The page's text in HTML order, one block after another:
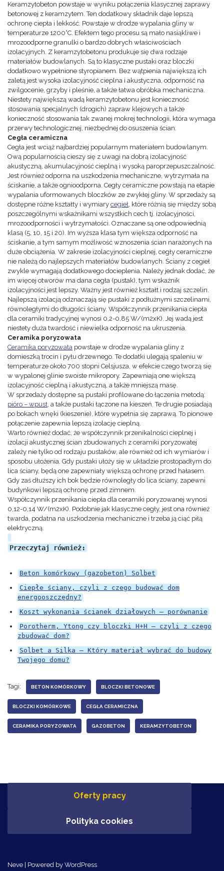
Keramzytobeton powstaje w wyniku połączenia klasycznej zaprawy
betonowej z keramzytem. Ten dodatkowy składnik daje lepszą
ochronę ciepła i lekkość. Powstaje w drodze wypalania gliny w
temperaturze 1200°C. Efektem tego procesu są mało nasiąkliwe i
mrozoodporne granulki o bardzo dobrych właściwościach
izolacyjnych. Z keramzytobetonu produkuje się dwa rodzaje
materiałów budowlanych. Są to klasyczne pustaki oraz bloczki
dodatkowo wypełnione styropianem. Bez wątpienia największą ich
zaletą jest wysoka izolacyjność cieplna i akustyczna, odporność na
zwilgocenie, grzyby i pleśnie, a także łatwa obróbka mechaniczna.
Niestety największą wadą keramzytobetonu jest konieczność
stosowania specjalnych (drogich) zapraw klejowych a także
konieczność stosowania tak zwanej mokrej technologii, która wymaga
przerwy technologicznej, niezbędnej do osuszenia ścian.
Cegła ceramiczna
Cegła jest wciąż najbardziej popularnym materiałem budowlanym.
Ową popularnością cieszy się z uwagi na dobrą izolacyjność
akustyczną, akumulacyjność cieplną i wysoką paroprzepuszczalność.
Jest również odporna na uszkodzenia mechaniczne, wytrzymała na
ściskanie, a także ognioodporna. Cegły ceramiczne powstają na etapie
wypalania uformowanych bloczków ze zwykłej gliny. W sprzedaży są
dostępne różne kształty i wymiary cegieł, które różnią się między sobą
poszczególnymi wskaźnikami wszystkich cech tj. izolacyjności,
mrozoodporności i wytrzymałości. Oznaczane są one odpowiednią
klasą (5, 10, 15 i 20). Im wyższa klasa tym większa odporność na
ściskanie, a tym samym możliwość wznoszenia ścian narażonych na
duże obciążenia. W zakresie izolacyjności cieplnej, cegły ceramiczne
nie należą do najlepszych materiałów budowlanych. Ściany z cegieł
zwykle wymagają dodatkowego docieplenia. Należy jednak dodać, że
im więcej otworów ma dana cegła (pustak), tym wskaźnik
izolacyjności jest lepszy. Ważny jest również kształt i rodzaj szczelin.
Najlepszą izolacją odznaczają się pustaki z podłużnymi szczelinami,
równoległymi do długości ściany. Współczynnik przenikania ciepła
dla ceramiki tradycyjnej wynosi 0,2-0,85 W/(m2xK). Jej wadą jest
niestety duża twardość i niewielka odporność na ukruszenia.
Ceramika poryzowata
Ceramika poryzowata powstaje w drodze wypalania gliny z
domieszką trocin i pyłu drzewnego. Te dodatki ulegają spaleniu w
temperaturze około 700 stopni Celsjusza, w efekcie czego tworzą się
w wypalonej glinie swoiste mikropory. Zapewniają one większą
izolacyjność cieplną i akustyczną, a także mniejszą masę.
W sprzedaży dostępne są pustaki profilowane do łączenia metodą:
pióro – wpust, a także pustaki łączone na kieszeń. Te drugie posiadają
po bokach wnęki (kieszenie), które wypełnia się zaprawą. To pionowe
połączenie zapewnia lepszą izolację cieplną.
Warto również dodać, że współczynnik przenikalności cieplnej i
izolacji akustycznej ścian zbudowanych z ceramiki poryzowatej
zależy nie tylko od rodzaju pustaków, ale również od ich wymiarów i
sposobu ułożenia. Gdy pustaki ułoży się w układzie prostopadłym do
lica ściany, będą one zapewniały większą ochronę przed hałasem.
Gdy zaś dłuższy ich bok będzie równoległy do lica ściany, zapewni
budynkowi lepszą ochronę przed zimnem.
Współczynnik przenikania ciepła dla ceramiki poryzowanej wynosi
0,12-0,14 W/(m2xK). Podobnie jak klasyczne cegły, jest ona również
twarda, podatna na uszkodzenia mechaniczne i trzeba ją ciąć piłą
elektryczną.
Przeczytaj również:
Beton komórkowy (gazobeton) Solbet
Ciepłe ściany, czyli z czego budować dom
energooszczędny?
Koszt wykonania ścianek działowych – porównanie
Porotherm, Ytong czy bloczki H+H – czyli z czego
zbudować dom?
Solbet a Silka – Który materiał wybrać do budowy
Twojego domu?
Tagi: BETON KOMÓRKOWY BLOCZKI BETONOWE
BLOCZKI KOMÓRKOWE CEGŁA CERAMICZNA
CERAMIKA PORYZOWATA GAZOBETON KERAMZYTOBETON
Oferty pracy
Polityka cookies
Neve | Powered by WordPress